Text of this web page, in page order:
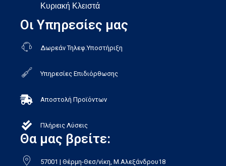
Κυριακή Κλειστά
Οι Υπηρεσίες μας
Δωρεάν Τηλεφ.Υποστήριξη
Υπηρεσίες Επιδιόρθωσης
Αποστολή Προϊόντων
Πλήρεις Λύσεις
Θα μας βρείτε:
57001 | Θέρμη-Θεσ/νίκη, Μ.Αλεξάνδρου18